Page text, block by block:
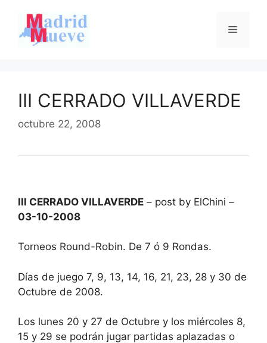
contenido
Menú
III CERRADO VILLAVERDE
octubre 22, 2008
III CERRADO VILLAVERDE – post by ElChini –
03-10-2008
Torneos Round-Robin. De 7 ó 9 Rondas.
Días de juego 7, 9, 13, 14, 16, 21, 23, 28 y 30 de
Octubre de 2008.
Los lunes 20 y 27 de Octubre y los miércoles 8,
15 y 29 se podrán jugar partidas aplazadas o